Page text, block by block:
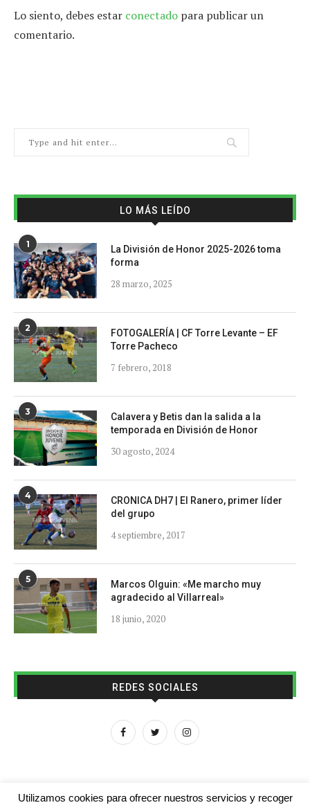
Lo siento, debes estar conectado para publicar un
comentario.
LO MÁS LEÍDO
1
La División de Honor 2025-2026 toma
forma
28 marzo, 2025
2
FOTOGALERÍA | CF Torre Levante – EF
Torre Pacheco
7 febrero, 2018
3
Calavera y Betis dan la salida a la
temporada en División de Honor
30 agosto, 2024
4
CRONICA DH7 | El Ranero, primer líder
del grupo
4 septiembre, 2017
5
Marcos Olguin: «Me marcho muy
agradecido al Villarreal»
18 junio, 2020
REDES SOCIALES
Utilizamos cookies para ofrecer nuestros servicios y recoger